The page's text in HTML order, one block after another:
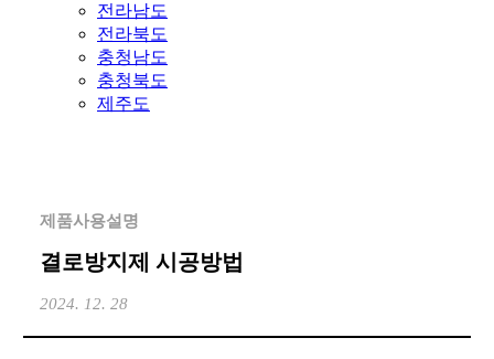
전라남도
전라북도
충청남도
충청북도
제주도
제품사용설명
결로방지제 시공방법
2024. 12. 28